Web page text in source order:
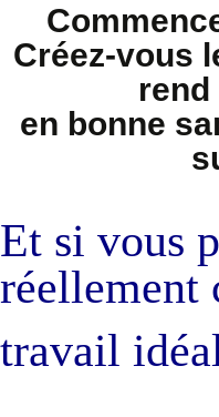
Créez-vous
rend
en bonne
Et si vous
réellement
travail